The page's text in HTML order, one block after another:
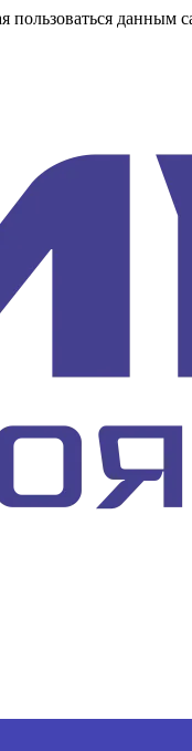
данным